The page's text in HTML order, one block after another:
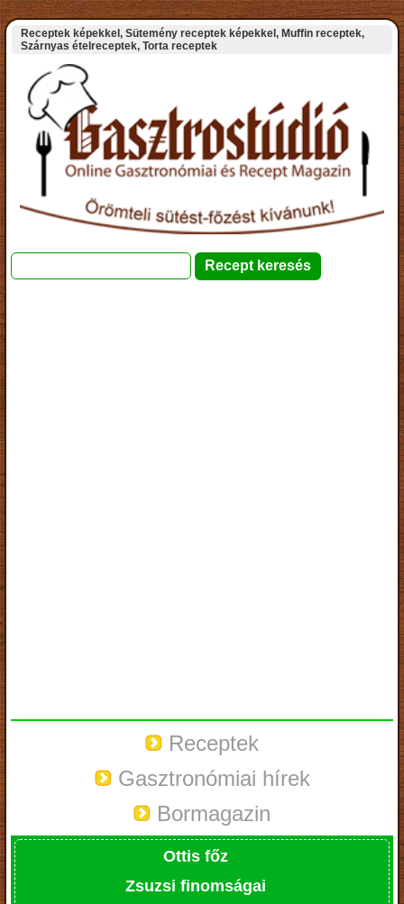
Receptek képekkel, Sütemény receptek képekkel, Muffin receptek,
Szárnyas ételreceptek, Torta receptek
Receptek
Gasztronómiai hírek
Bormagazin
Ottis főz
Zsuzsi finomságai